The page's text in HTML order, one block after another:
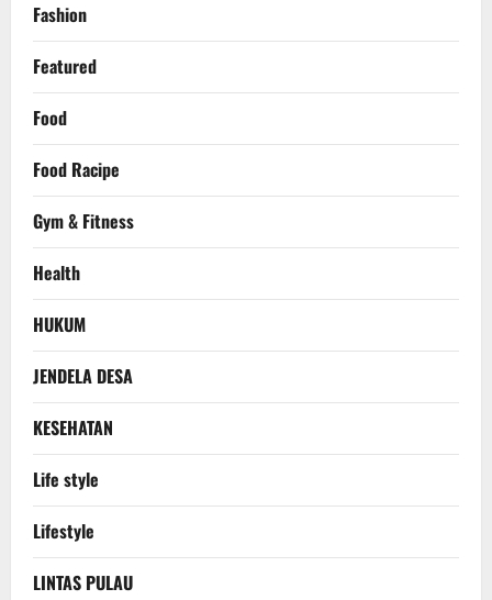
Fashion
Featured
Food
Food Racipe
Gym & Fitness
Health
HUKUM
JENDELA DESA
KESEHATAN
Life style
Lifestyle
LINTAS PULAU